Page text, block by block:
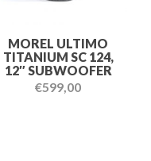
MOREL ULTIMO
TITANIUM SC 124,
12″ SUBWOOFER
€599,00